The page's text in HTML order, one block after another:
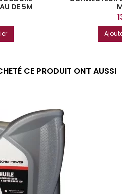
DE 5M
M6
Prix
Ajouter
CE PRODUIT ONT AUSSI